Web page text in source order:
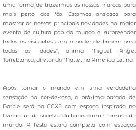
uma forma de trazermos as nossas marcas para
mais perto dos fãs. Estamos ansiosos para
mostrar as nossas principais novidades no maior
evento de cultura pop do mundo e surpreender
todos os visitantes com o poder de brincar para
todas as idades”, afirma Miguel Ángel
Torreblanca, diretor da Mattel na América Latina.
Após tomar o mundo em uma verdadeira
sensação no cor-de-rosa, a próxima parada de
Barbie será na CCXP com espaço inspirado no
live-action de sucesso da boneca mais famosa do
mundo. A festa estará completa com espaços